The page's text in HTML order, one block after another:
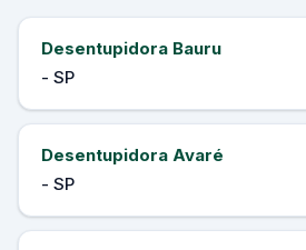
Desentupidora Bauru
- SP
Desentupidora Avaré
- SP